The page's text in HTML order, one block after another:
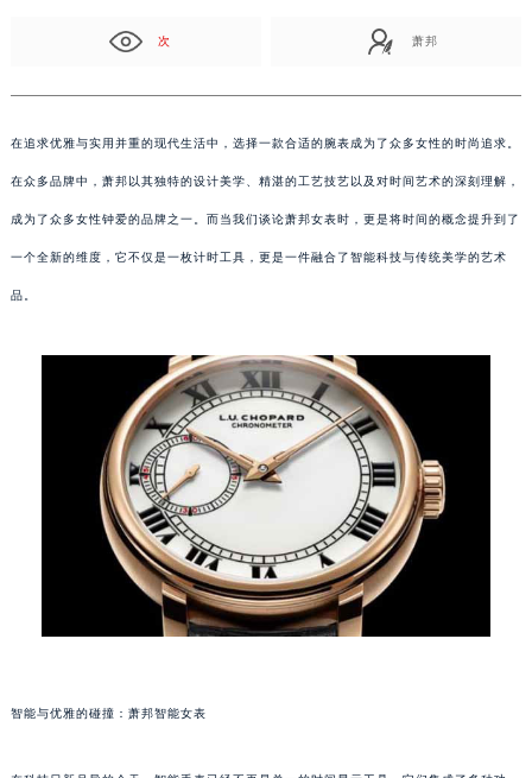
次 萧邦
在追求优雅与实用并重的现代生活中，选择一款合适的腕表成为了众多女性的时尚追求。
在众多品牌中，萧邦以其独特的设计美学、精湛的工艺技艺以及对时间艺术的深刻理解，
成为了众多女性钟爱的品牌之一。而当我们谈论萧邦女表时，更是将时间的概念提升到了
一个全新的维度，它不仅是一枚计时工具，更是一件融合了智能科技与传统美学的艺术
品。
智能与优雅的碰撞：萧邦智能女表